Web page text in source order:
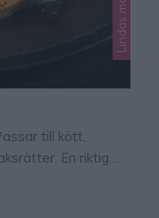
Lindas mat
till kött,
En riktig
Gott tips!